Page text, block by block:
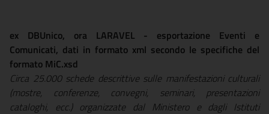
ex DBUnico, ora LARAVEL - esportazione Eventi e
Comunicati, dati in formato xml secondo le specifiche del
formato MiC.xsd
Circa 25.000 schede descrittive sulle manifestazioni culturali
(mostre, conferenze, convegni, seminari, presentazioni
cataloghi, ecc.) organizzate dal Ministero e dagli Istituti